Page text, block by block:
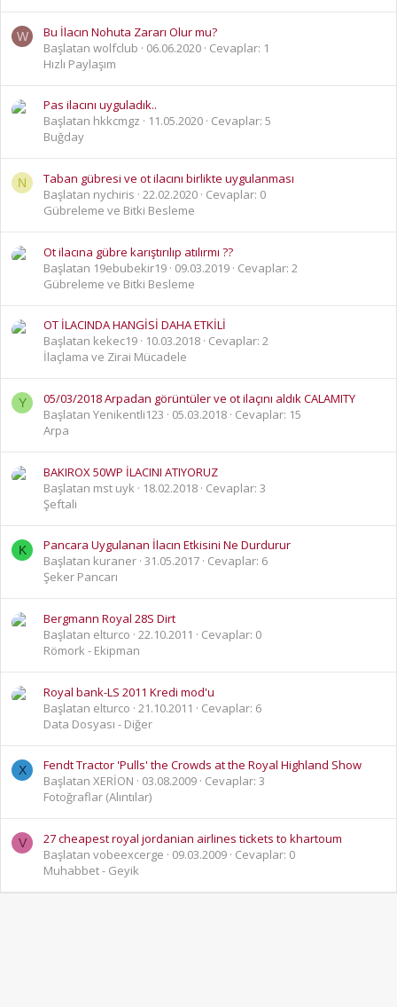
W
Bu İlacın Nohuta Zararı Olur mu?
Başlatan wolfclub
06.06.2020 Cevaplar: 1
Hızlı Paylaşım
Pas ilacını uyguladık..
Başlatan hkkcmgz
11.05.2020 Cevaplar: 5
Buğday
N
Taban gübresi ve ot ilacını birlikte uygulanması
Başlatan nychiris 22.02.2020 Cevaplar: 0
Gübreleme ve Bitki Besleme
Ot ilacına gübre karıştırılıp atılırmı ??
Başlatan 19ebubekir19 09.03.2019 Cevaplar: 2
Gübreleme ve Bitki Besleme
OT İLACINDA HANGİSİ DAHA ETKİLİ
Başlatan kekec19
10.03.2018 Cevaplar: 2
İlaçlama ve Zirai Mücadele
Y
05/03/2018 Arpadan görüntüler ve ot ilaçını aldık CALAMITY
Başlatan Yenikentli123
05.03.2018 Cevaplar: 15
Arpa
BAKIROX 50WP İLACINI ATIYORUZ
Başlatan mst uyk
18.02.2018 Cevaplar: 3
Şeftali
K
Pancara Uygulanan İlacın Etkisini Ne Durdurur
Başlatan kuraner 31.05.2017 Cevaplar: 6
Şeker Pancarı
Bergmann Royal 28S Dirt
Başlatan elturco 22.10.2011
Cevaplar: 0
Römork - Ekipman
Royal bank-LS 2011 Kredi mod'u
Başlatan elturco 21.10.2011
Cevaplar: 6
Data Dosyası - Diğer
X
Fendt Tractor 'Pulls' the Crowds at the Royal Highland Show
Başlatan XERİON
03.08.2009 Cevaplar: 3
Fotoğraflar (Alıntılar)
V
27 cheapest royal jordanian airlines tickets to khartoum
Başlatan vobeexcerge
09.03.2009 Cevaplar: 0
Muhabbet - Geyik